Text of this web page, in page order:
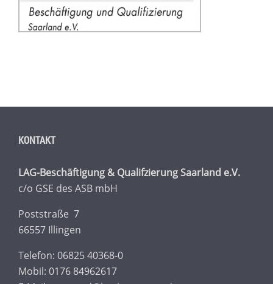
KONTAKT
LAG-Beschäftigung & Qualifzierung Saarland e.V.
c/o GSE des ASB mbH
Poststraße 7
66557 Illingen
Telefon: 06825 40368-0
Mobil: 0176 84962617